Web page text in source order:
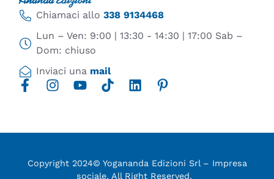
Chiamaci allo 338 9134468
Lun – Ven: 9:00 | 13:30 - 14:30 | 17:00 Sab –
Dom: chiuso
Inviaci una mail
Copyright 2024© Yogananda Edizioni Srl – Impresa
sociale. All Right Reserved.